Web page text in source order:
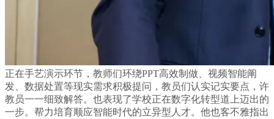
正在手艺演示环节，教师们环绕PPT高效制做、视频智能阐
发、数据处置等现实需求积极提问，教员们认实记实要点，许
教员一一细致解答。也表现了学校正在数字化转型道上迈出的
一步。帮力培育顺应智能时代的立异型人才。他也客不雅指出